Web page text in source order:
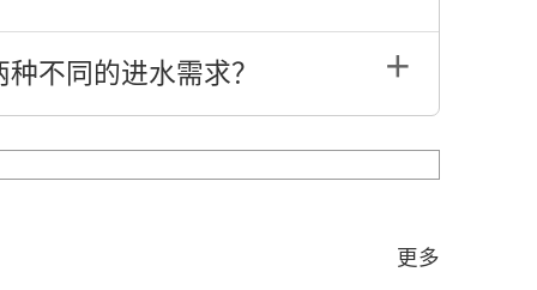
不同的进水需求？ ＋
更多